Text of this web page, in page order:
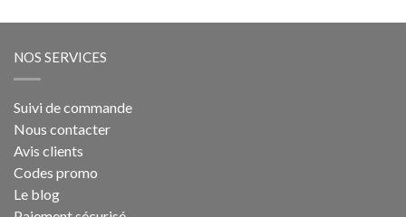
NOS SERVICES
Suivi de commande
Nous contacter
Avis clients
Codes promo
Le blog